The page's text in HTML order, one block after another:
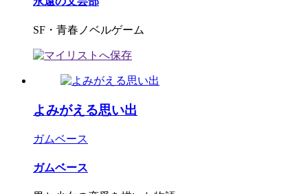
SF・青春ノベルゲーム
よみがえる思い出
ガムベース
ガムベース